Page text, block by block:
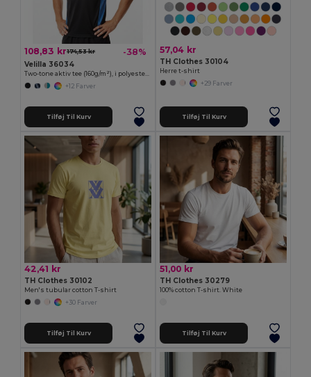
108,83 kr174,53 kr -38%
Velilla 36034
Two-tone aktiv tee (160g/m²), i polyester (100%)
+12 Farver
Tilføj Til Kurv
57,04 kr
TH Clothes 30104
Herre t-shirt
+29 Farver
Tilføj Til Kurv
42,41 kr
TH Clothes 30102
Men's tubular cotton T-shirt
+30 Farver
Tilføj Til Kurv
51,00 kr
TH Clothes 30279
100% cotton T-shirt. White
Tilføj Til Kurv